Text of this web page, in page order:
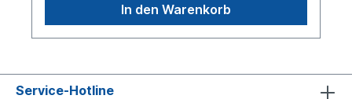
In den Warenkorb
Service-Hotline